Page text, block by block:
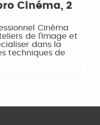
Cinéma, 2
Cinéma
de l'Image et
dans la
techniques de